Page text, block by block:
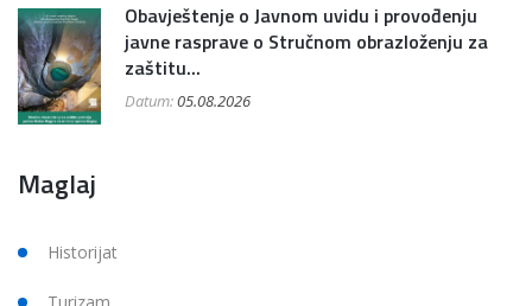
Obavještenje o Javnom uvidu i provođenju
javne rasprave o Stručnom obrazloženju za
zaštitu...
Datum:05.08.2026
Maglaj
Historijat